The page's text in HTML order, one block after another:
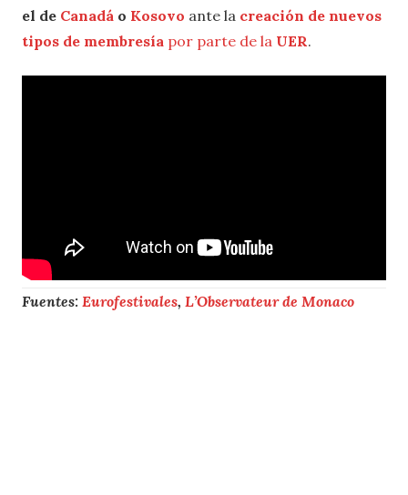
el de Canadá o Kosovo ante la creación de nuevos
tipos de membresía por parte de la UER.
Fuentes: Eurofestivales, L’Observateur de Monaco